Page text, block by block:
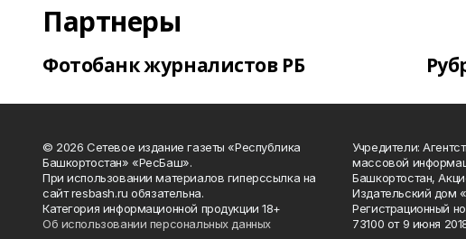
Партнеры
Фотобанк журналистов РБ
© 2026 Сетевое издание газеты «Республика
Башкортостан» «РесБаш».
При использовании материалов гиперссылка на
сайт resbash.ru обязательна.
Категория информационной продукции 18+
Об использовании персональных данных
Учредители:
массовой
Башкортостан,
Издательский дом
Регистрационный
73100 от 9 июня